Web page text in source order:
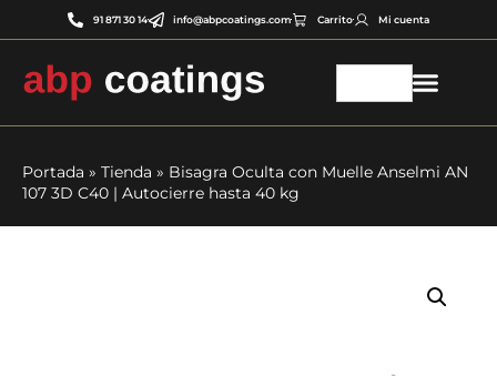
91 871 30 14 info@abpcoatings.com Carrito Mi cuenta
Portada » Tienda » Bisagra Oculta con Muelle Anselmi AN
107 3D C40 | Autocierre hasta 40 kg